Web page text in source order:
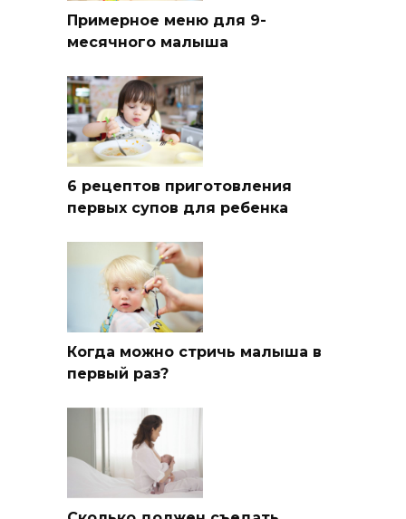
Примерное меню для 9-
месячного малыша
6 рецептов приготовления
первых супов для ребенка
Когда можно стричь малыша в
первый раз?